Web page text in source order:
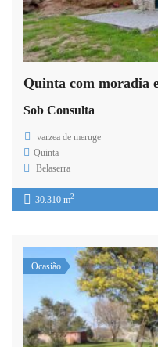
Quinta com moradia
Sob Consulta
varzea de meruge
Quinta
Belaserra
30.310 m2
Ocasião